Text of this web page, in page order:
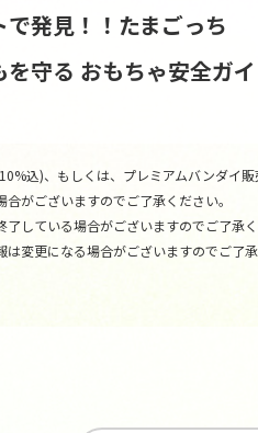
で発見！！たまごっち
を守る おもちゃ安全ガ
込)、もしくは、プレミアムバンダイ販
がございますのでご了承ください。
している場合がございますのでご了承く
変更になる場合がございますのでご了承